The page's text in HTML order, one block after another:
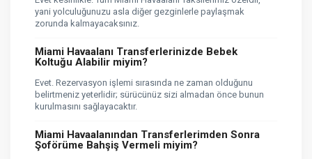
yani yolculuğunuzu asla diğer gezginlerle paylaşmak
zorunda kalmayacaksınız.
Miami Havaalanı Transferlerinizde Bebek
Koltuğu Alabilir miyim?
Evet. Rezervasyon işlemi sırasında ne zaman olduğunu
belirtmeniz yeterlidir; sürücünüz sizi almadan önce bunun
kurulmasını sağlayacaktır.
Miami Havaalanından Transferlerimden Sonra
Şoförüme Bahşiş Vermeli miyim?